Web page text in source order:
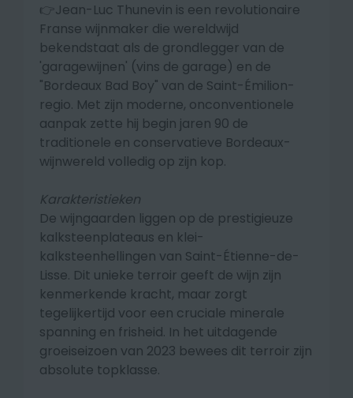
👉Jean-Luc Thunevin is een revolutionaire
Franse wijnmaker die wereldwijd
bekendstaat als de grondlegger van de
'garagewijnen' (vins de garage) en de
"Bordeaux Bad Boy" van de Saint-Émilion-
regio. Met zijn moderne, onconventionele
aanpak zette hij begin jaren 90 de
traditionele en conservatieve Bordeaux-
wijnwereld volledig op zijn kop.
Karakteristieken
De wijngaarden liggen op de prestigieuze
kalksteenplateaus en klei-
kalksteenhellingen van Saint-Étienne-de-
Lisse. Dit unieke terroir geeft de wijn zijn
kenmerkende kracht, maar zorgt
tegelijkertijd voor een cruciale minerale
spanning en frisheid. In het uitdagende
groeiseizoen van 2023 bewees dit terroir zijn
absolute topklasse.